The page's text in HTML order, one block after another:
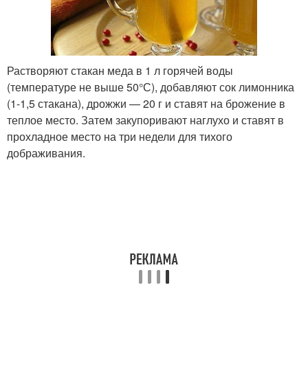
Растворяют стакан меда в 1 л горячей воды
(температуре не выше 50°С), добавляют сок лимонника
(1-1,5 стакана), дрожжи — 20 г и ставят на брожение в
теплое место. Затем закупоривают наглухо и ставят в
прохладное место на три недели для тихого
дображивания.